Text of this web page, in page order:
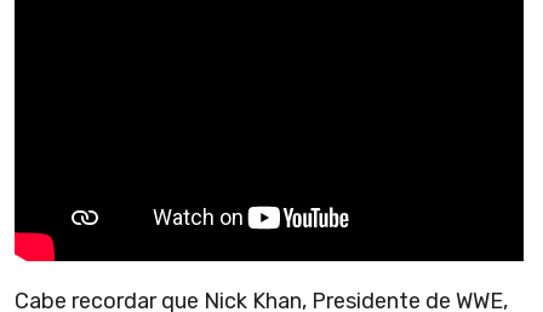
Cabe recordar que Nick Khan, Presidente de WWE,